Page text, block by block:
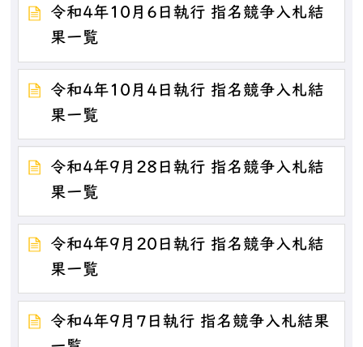
令和4年10月6日執行 指名競争入札結
果一覧
令和4年10月4日執行 指名競争入札結
果一覧
令和4年9月28日執行 指名競争入札結
果一覧
令和4年9月20日執行 指名競争入札結
果一覧
令和4年9月7日執行 指名競争入札結果